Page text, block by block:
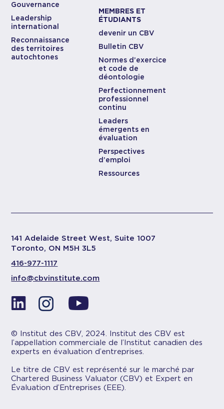
Gouvernance
Leadership
international
Reconnaissance
des territoires
autochtones
MEMBRES ET
ÉTUDIANTS
devenir un CBV
Bulletin CBV
Normes d’exercice
et code de
déontologie
Perfectionnement
professionnel
continu
Leaders
émergents en
évaluation
Perspectives
d’emploi
Ressources
141 Adelaide Street West, Suite 1007
Toronto, ON M5H 3L5
416-977-1117
info@cbvinstitute.com
© Institut des CBV, 2024. Institut des CBV est
l’appellation commerciale de l’Institut canadien des
experts en évaluation d’entreprises.
Le titre de CBV est représenté sur le marché par
Chartered Business Valuator (CBV) et Expert en
Évaluation d’Entreprises (EEE).